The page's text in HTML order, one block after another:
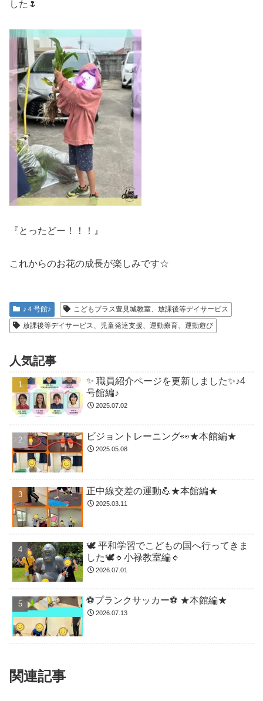
した🌷
『とったどー！！！』
これからのお花の成長が楽しみです☆
♪４号館♪
こどもプラス豊見城教室、放課後等デイサービス
放課後等デイサービス、児童発達支援、運動療育、運動遊び
人気記事
✨ 職員紹介ページを更新しました✨♪4
号館編♪
2025.07.02
ビジョントレーニング👀★本館編★
2025.05.08
正中線交差の運動💪★本館編★
2025.03.11
🕊️ 平和学習でこどもの国へ行ってきま
した🕊️🔹小禄教室編🔹
2026.07.01
⚽️プランクサッカー⚽️ ★本館編★
2026.07.13
関連記事